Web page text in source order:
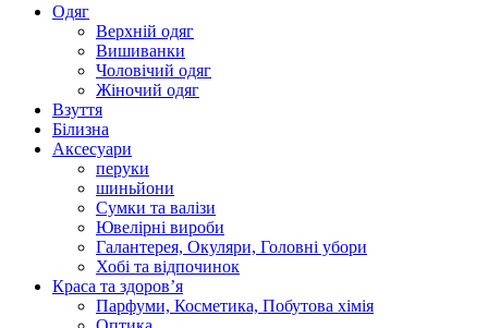
Одяг
Верхній одяг
Вишиванки
Чоловічий одяг
Жіночий одяг
Взуття
Білизна
Аксесуари
перуки
шиньйони
Сумки та валізи
Ювелірні вироби
Галантерея, Окуляри, Головні убори
Хобі та відпочинок
Краса та здоров’я
Парфуми, Косметика, Побутова хімія